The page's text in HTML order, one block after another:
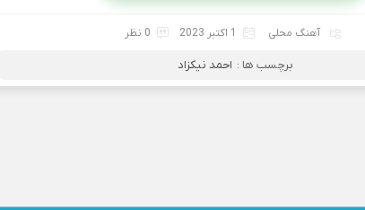
آهنگ محلی 1 اکتبر 2023 0 نظر
برچسب ها : احمد نیکزاد